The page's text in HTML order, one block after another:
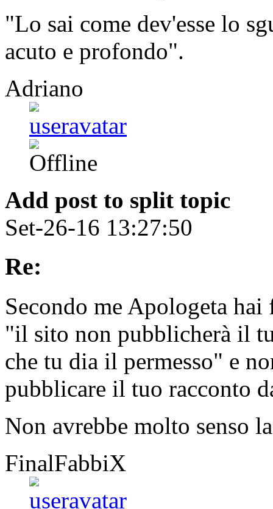
"Lo sai come dev'esse lo
acuto e profondo".
Adriano
Add post to split topic
Set-26-16 13:27:50
Re:
Secondo me Apologeta
"il sito non pubblicherà il
che tu dia il permesso" e
pubblicare il tuo racconto
Non avrebbe molto senso
FinalFabbiX